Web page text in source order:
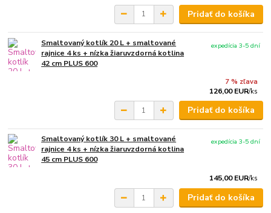
Pridať do košíka
Smaltovaný kotlík 20 L + smaltované
rajnice 4 ks + nízka žiaruvzdorná kotlina
42 cm PLUS 600
7 % zľava
126,00 EUR/ks
expedícia 3-5 dní
Pridať do košíka
Smaltovaný kotlík 30 L + smaltované
rajnice 4 ks + nízka žiaruvzdorná kotlina
45 cm PLUS 600
145,00 EUR/ks
expedícia 3-5 dní
Pridať do košíka